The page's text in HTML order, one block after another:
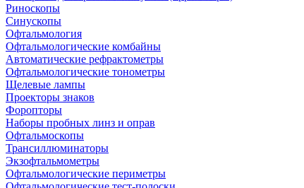
Риноскопы
Синускопы
Офтальмология
Офтальмологические комбайны
Автоматические рефрактометры
Офтальмологические тонометры
Щелевые лампы
Проекторы знаков
Форопторы
Наборы пробных линз и оправ
Офтальмоскопы
Трансиллюминаторы
Экзофтальмометры
Офтальмологические периметры